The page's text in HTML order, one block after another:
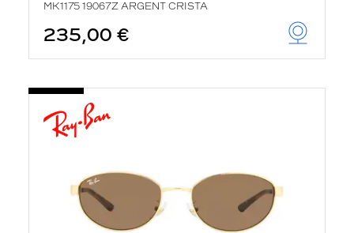
MK1175 19067Z ARGENT CRISTA
235,00 €